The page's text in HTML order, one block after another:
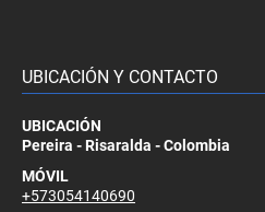
UBICACIÓN Y CONTACTO
UBICACIÓN
Pereira - Risaralda - Colombia
MÓVIL
+573054140690